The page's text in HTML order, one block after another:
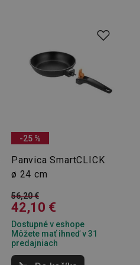
-25 %
Panvica SmartCLICK
ø 24 cm
56,20 €
42,10 €
Dostupné v eshope
Môžete mať ihneď v 31
predajniach
Twitter Inc.
.smartadserver.com